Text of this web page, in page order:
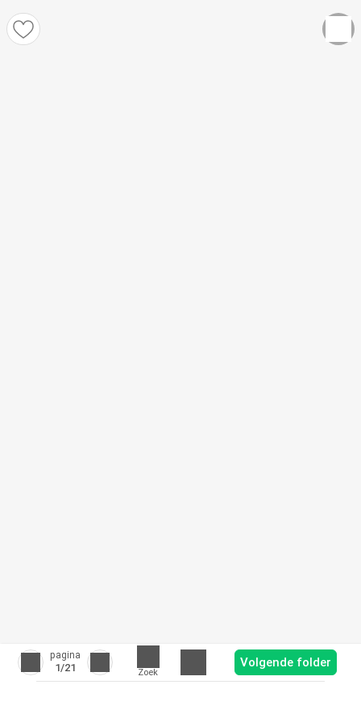
pagina
1/21 Zoek
Volgende folder